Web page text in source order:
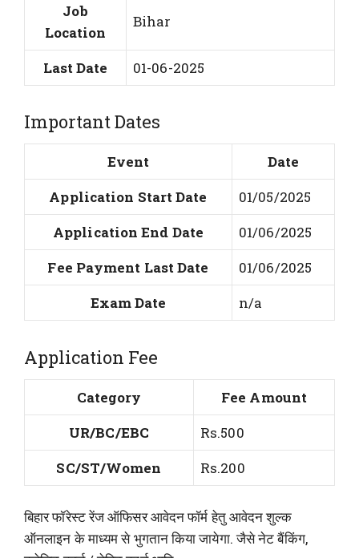
Job
Location
Bihar
Last Date 01-06-2025
Important Dates
Event
Date
Application Start Date
01/05/2025
Application End Date
01/06/2025
Fee Payment Last Date
01/06/2025
Exam Date
n/a
Application Fee
Category
Fee Amount
UR/BC/EBC
Rs.500
SC/ST/Women
Rs.200
बिहार फॉरेस्ट रेंज ऑफिसर आवेदन फॉर्म हेतु आवेदन शुल्क
ऑनलाइन के माध्यम से भुगतान किया जायेगा. जैसे नेट बैंकिंग,